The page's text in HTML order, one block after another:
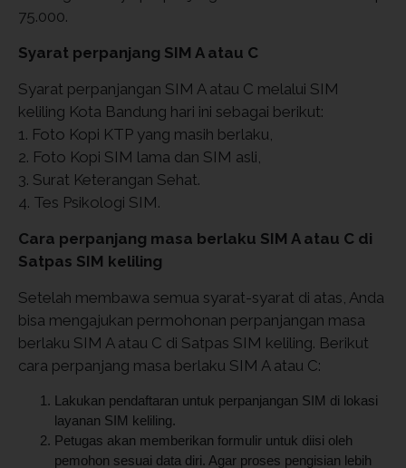
75.000.
Syarat perpanjang SIM A atau C
Syarat perpanjangan SIM A atau C melalui SIM
keliling Kota Bandung hari ini sebagai berikut:
1. Foto Kopi KTP yang masih berlaku,
2. Foto Kopi SIM lama dan SIM asli,
3. Surat Keterangan Sehat.
4. Tes Psikologi SIM.
Cara perpanjang masa berlaku SIM A atau C di
Satpas SIM keliling
Setelah membawa semua syarat-syarat di atas, Anda
bisa mengajukan permohonan perpanjangan masa
berlaku SIM A atau C di Satpas SIM keliling. Berikut
cara perpanjang masa berlaku SIM A atau C:
Lakukan pendaftaran untuk perpanjangan SIM di lokasi
layanan SIM keliling.
Petugas akan memberikan formulir untuk diisi oleh
pemohon sesuai data diri. Agar proses pengisian lebih